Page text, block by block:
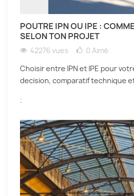
POUTRE IPN OU IPE :
SELON TON PROJET
42276 vues 0 Aimé
Choisir entre IPN et IPE pour
decision, comparatif technique
.